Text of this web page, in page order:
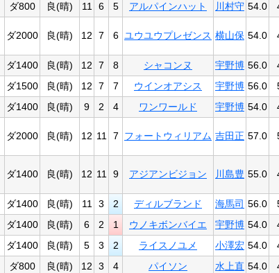
ダ800 良(晴) 11 6 5 アルパインハット 川村守 54.0
ダ2000 良(晴) 12 7 6 ユウユウプレゼンス 横山保 54.0
ダ1400 良(晴) 12 7 8 シャコンヌ 宇野博 56.0
ダ1500 良(晴) 12 7 7 ウインオアシス 宇野博 56.0
ダ1400 良(晴) 9 2 4 ワンワールド 宇野博 54.0
ダ2000 良(晴) 12 11 7 フォートウィリアム 吉田正 57.0
ダ1400 良(晴) 12 11 9 アジアンビジョン 川島豊 55.0
ダ1400 良(晴) 11 3 2 ディルブランド 海馬司 56.0
ダ1400 良(晴) 6 2 1 ウノキボンバイエ 宇野博 54.0
ダ1400 良(晴) 5 3 2 ライスノユメ 小澤宏 54.0
ダ800 良(晴) 12 3 4 パイソン 水上直 54.0